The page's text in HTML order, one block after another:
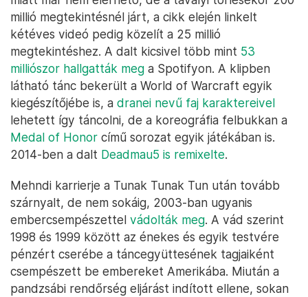
millió megtekintésnél járt, a cikk elején linkelt
kétéves videó pedig közelít a 25 millió
megtekintéshez. A dalt kicsivel több mint 53
milliószor hallgatták meg a Spotifyon. A klipben
látható tánc bekerült a World of Warcraft egyik
kiegészítőjébe is, a dranei nevű faj karaktereivel
lehetett így táncolni, de a koreográfia felbukkan a
Medal of Honor című sorozat egyik játékában is.
2014-ben a dalt Deadmau5 is remixelte.
Mehndi karrierje a Tunak Tunak Tun után tovább
szárnyalt, de nem sokáig, 2003-ban ugyanis
embercsempészettel vádolták meg. A vád szerint
1998 és 1999 között az énekes és egyik testvére
pénzért cserébe a táncegyüttesének tagjaiként
csempészett be embereket Amerikába. Miután a
pandzsábi rendőrség eljárást indított ellene, sokan